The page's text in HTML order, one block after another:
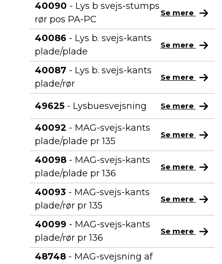
40090 - Lys b svejs-stumps
rør pos PA-PC
Se mere
40086 - Lys b. svejs-kants
plade/plade
Se mere
40087 - Lys b. svejs-kants
plade/rør
Se mere
49625 - Lysbuesvejsning Se mere
40092 - MAG-svejs-kants
plade/plade pr 135
Se mere
40098 - MAG-svejs-kants
plade/plade pr 136
Se mere
40093 - MAG-svejs-kants
plade/rør pr 135
Se mere
40099 - MAG-svejs-kants
plade/rør pr 136
Se mere
48748 - MAG-svejsning af